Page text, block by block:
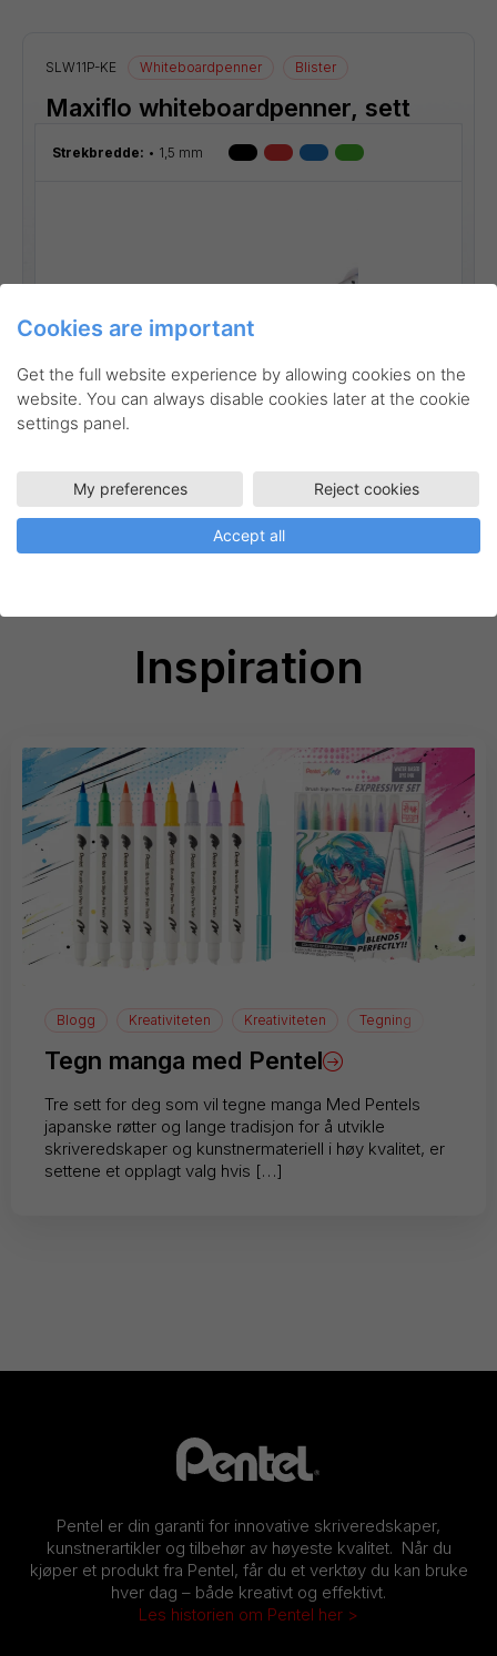
SLW11P-KE Whiteboardpenner Blister
Maxiflo whiteboardpenner, sett
Strekbredde: 1,5 mm
Go to product
Inspiration
Blogg Kreativiteten Kreativiteten Tegning
Tegn manga med Pentel
Tre sett for deg som vil tegne manga Med Pentels
japanske røtter og lange tradisjon for å utvikle
skriveredskaper og kunstnermateriell i høy kvalitet, er
settene et opplagt valg hvis […]
Pentel er din garanti for innovative skriveredskaper,
kunstnerartikler og tilbehør av høyeste kvalitet. Når du
kjøper et produkt fra Pentel, får du et verktøy du kan bruke
hver dag – både kreativt og effektivt.
Les historien om Pentel her >
Cookies are important
Get the full website experience by allowing cookies on the
website. You can always disable cookies later at the cookie
settings panel.
My preferences Reject cookies
Accept all